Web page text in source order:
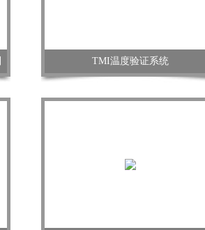
TMI温度验证系统